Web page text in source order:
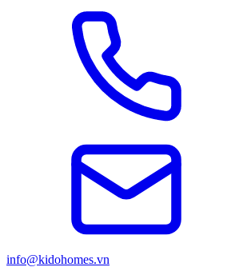
info@kidohomes.vn